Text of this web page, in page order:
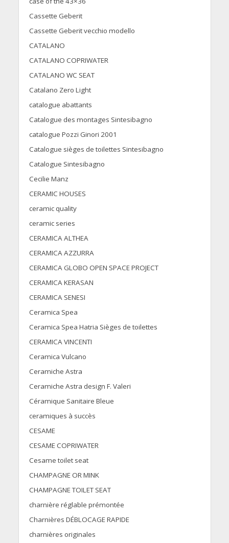
Cassette Geberit
Cassette Geberit vecchio modello
CATALANO
CATALANO COPRIWATER
CATALANO WC SEAT
Catalano Zero Light
catalogue abattants
Catalogue des montages Sintesibagno
catalogue Pozzi Ginori 2001
Catalogue sièges de toilettes Sintesibagno
Catalogue Sintesibagno
Cecilie Manz
CERAMIC HOUSES
ceramic quality
ceramic series
CERAMICA ALTHEA
CERAMICA AZZURRA
CERAMICA GLOBO OPEN SPACE PROJECT
CERAMICA KERASAN
CERAMICA SENESI
Ceramica Spea
Ceramica Spea Hatria Sièges de toilettes
CERAMICA VINCENTI
Ceramica Vulcano
Ceramiche Astra
Ceramiche Astra design F. Valeri
Céramique Sanitaire Bleue
ceramiques à succès
CESAME
CESAME COPRIWATER
Cesame toilet seat
CHAMPAGNE OR MINK
CHAMPAGNE TOILET SEAT
charnière réglable prémontée
Charnières DÉBLOCAGE RAPIDE
charnières originales